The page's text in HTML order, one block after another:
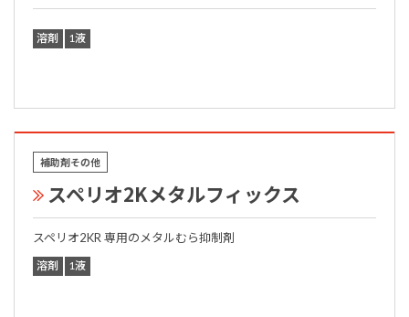
溶剤 1液
補助剤その他
スペリオ2Kメタルフィックス
スペリオ2KR 専用のメタルむら抑制剤
溶剤 1液